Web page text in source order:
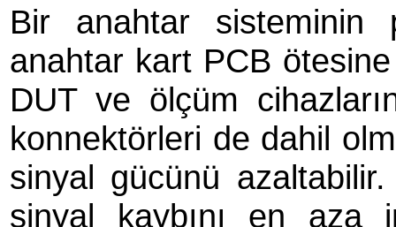
Bir anahtar sisteminin
anahtar kart PCB
DUT ve ölçüm
konnektörleri de dahil
sinyal gücünü
sinyal kaybını en aza